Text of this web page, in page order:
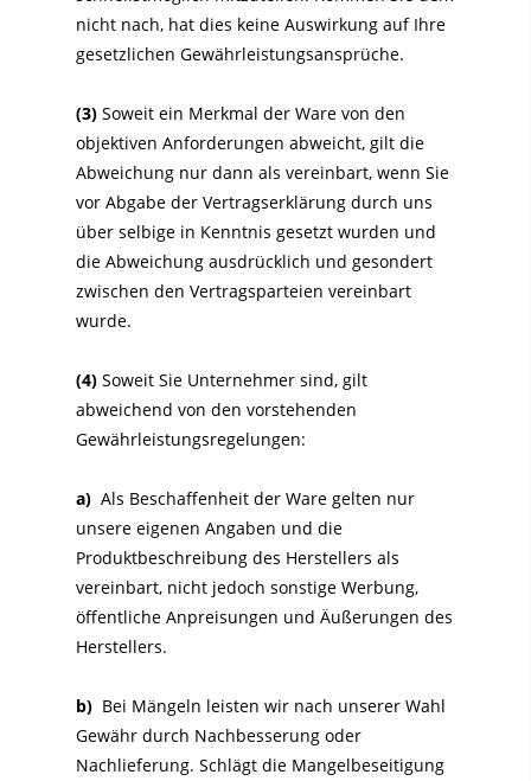
nicht nach, hat dies keine Auswirkung auf Ihre
gesetzlichen Gewährleistungsansprüche.
(3) Soweit ein Merkmal der Ware von den
objektiven Anforderungen abweicht, gilt die
Abweichung nur dann als vereinbart, wenn Sie
vor Abgabe der Vertragserklärung durch uns
über selbige in Kenntnis gesetzt wurden und
die Abweichung ausdrücklich und gesondert
zwischen den Vertragsparteien vereinbart
wurde.
(4) Soweit Sie Unternehmer sind, gilt
abweichend von den vorstehenden
Gewährleistungsregelungen:
a) Als Beschaffenheit der Ware gelten nur
unsere eigenen Angaben und die
Produktbeschreibung des Herstellers als
vereinbart, nicht jedoch sonstige Werbung,
öffentliche Anpreisungen und Äußerungen des
Herstellers.
b) Bei Mängeln leisten wir nach unserer Wahl
Gewähr durch Nachbesserung oder
Nachlieferung. Schlägt die Mangelbeseitigung